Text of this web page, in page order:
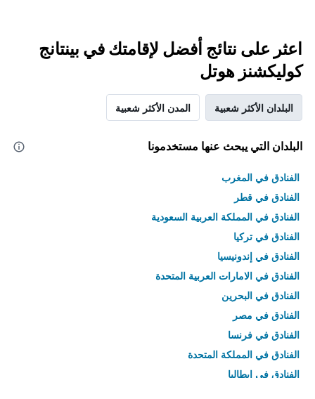
اعثر على نتائج أفضل لإقامتك في بينتانج
كوليكشنز هوتل
البلدان الأكثر شعبية المدن الأكثر شعبية
البلدان التي يبحث عنها مستخدمونا
الفنادق في المغرب
الفنادق في قطر
الفنادق في المملكة العربية السعودية
الفنادق في تركيا
الفنادق في إندونيسيا
الفنادق في الامارات العربية المتحدة
الفنادق في البحرين
الفنادق في مصر
الفنادق في فرنسا
الفنادق في المملكة المتحدة
الفنادق في إيطاليا